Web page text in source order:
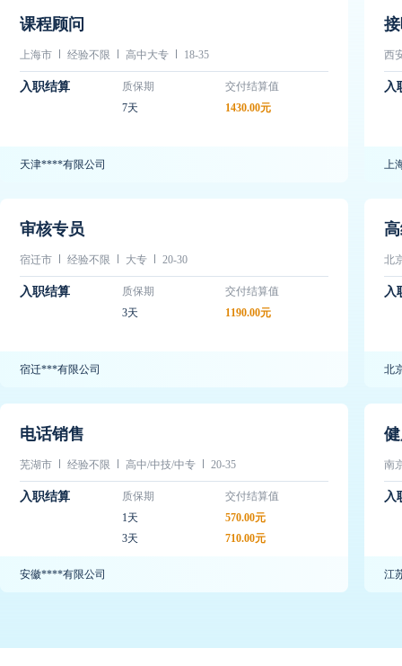
课程顾问
上海市 经验不限 高中大专 18-35
入职结算 质保期
交付结算值
7天
1430.00元
天津****有限公司
西
入
审核专员
宿迁市 经验不限 大专 20-30
入职结算 质保期
交付结算值
3天
1190.00元
宿迁***有限公司
北
入
北
电话销售
芜湖市 经验不限 高中/中技/中专 20-35
入职结算 质保期
交付结算值
1天
570.00元
3天
710.00元
安徽****有限公司
南
入
江